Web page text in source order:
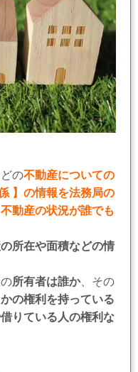
の不動産についての
】の情報を法務局の
動産の状況が誰でも
所在や面積などの情
所有者は誰か、その
の権利を持っている
りている人の権利な